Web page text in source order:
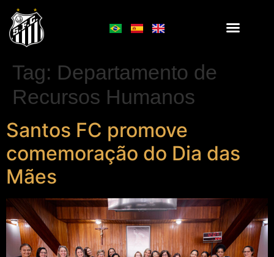
Tag: Departamento de
Recursos Humanos
Santos FC promove
comemoração do Dia das
Mães